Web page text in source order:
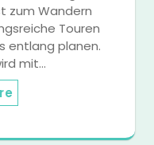
zum Wandern
Touren
entlang planen.
mit…